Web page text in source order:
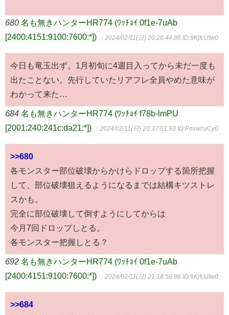
680 名も無きハンターHR774 (ﾜｯﾁｮｲ 0f1e-7uAb
[2400:4151:9100:7600:*])
：2024/02/11(日) 20:26:44.86 ID:9KjfcUlw0
今日も竜玉出ず。1月初旬に4週目入ってから未だ一度も
出たことない。先行していたリアフレ全員やめた意味が
わかって来た…
684 名も無きハンターHR774 (ﾜｯﾁｮｲ f78b-lmPU
[2001:240:241c:da21:*])
：2024/02/11(日) 20:37:01.93 ID:PnvwnyCy0
>>680
各モンスター部位破壊からかけらドロップする箇所把握
して、部位破壊狙えるようになるまでは結構キツストレ
スかも。
完全に部位破壊して倒すようにしてからは
今月7回ドロップしとる。
各モンスター把握しとる？
692 名も無きハンターHR774 (ﾜｯﾁｮｲ 0f1e-7uAb
[2400:4151:9100:7600:*])
：2024/02/11(日) 21:18:56.96 ID:9KjfcUlw0
>>684